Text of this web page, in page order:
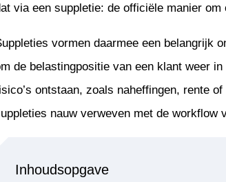
via een suppletie: de officiële manier
vormen daarmee een belangrijk
de belastingpositie van een klant weer
ontstaan, zoals naheffingen, rente
nauw verweven met de workflow
Inhoudsopgave